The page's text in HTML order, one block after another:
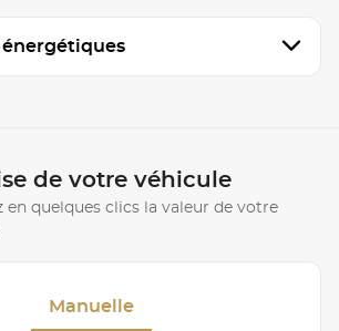
énergétiques
de votre véhicule
en quelques clics la valeur de votre
Manuelle